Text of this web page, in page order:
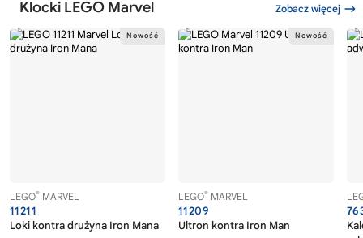
Klocki LEGO Marvel Zobacz więcej
LEGO® MARVEL
11211
Loki kontra drużyna Iron Mana
LEGO® MARVEL
11209
Ultron kontra Iron Man